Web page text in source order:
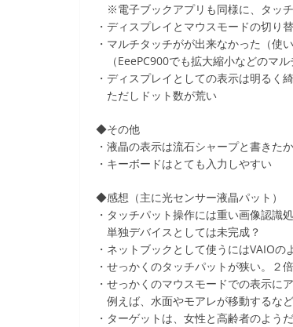
※電子ブックアプリも同様に、タッ
・ディスプレイとマウスモードの切り
・マルチタッチがが出来なかった（使
（EeePC900でも拡大縮小などのマル
・ディスプレイとしての表示は明るく
ただしドット数が荒い
◆その他
・液晶の表示は流石シャープと書きた
・キーボードはとても入力しやすい
◆感想（主に光センサー液晶パット）
・タッチパット操作には重い画像認識
単独デバイスとしては未完成？
・ネットブックとして使うにはVAIO
・せっかくのタッチパットが狭い。２
・せっかくのマウスモードでの表示に
例えば、水面やモアレが移動するな
・ターゲットは、女性と高齢者のよう